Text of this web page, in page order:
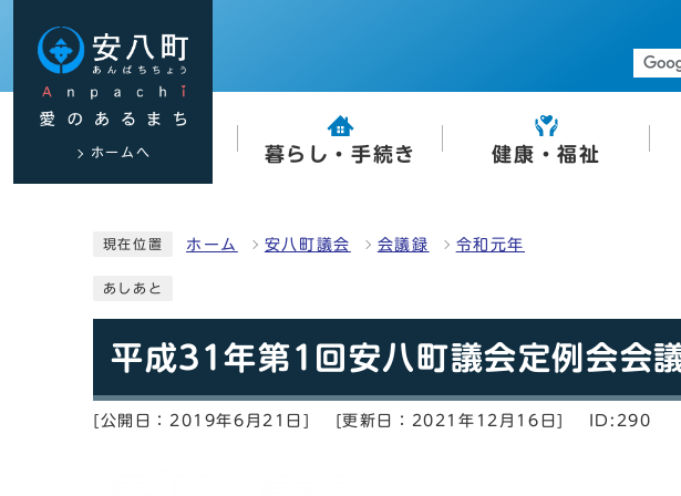
ホームへ 暮らし・手続き 健康・福祉
現在位置 ホーム 安八町議会 会議録 令和元年
あしあと
平成31年第1回安八町議会定例会会
[公開日：2019年6月21日] [更新日：2021年12月16日] ID:290